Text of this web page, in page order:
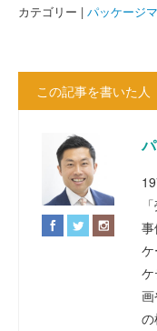
カテゴリー | パッケージ
この記事を書いた人
の